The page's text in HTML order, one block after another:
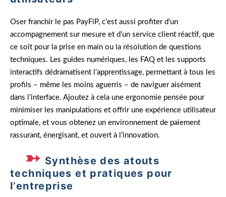
Oser franchir le pas PayFiP, c’est aussi profiter d’un
accompagnement sur mesure et d’un service client réactif, que
ce soit pour la prise en main ou la résolution de questions
techniques. Les guides numériques, les FAQ et les supports
interactifs dédramatisent l’apprentissage, permettant à tous les
profils – même les moins aguerris – de naviguer aisément
dans l’interface. Ajoutez à cela une ergonomie pensée pour
minimiser les manipulations et offrir une expérience utilisateur
optimale, et vous obtenez un environnement de paiement
rassurant, énergisant, et ouvert à l’innovation.
Synthèse des atouts
techniques et pratiques pour
l’entreprise